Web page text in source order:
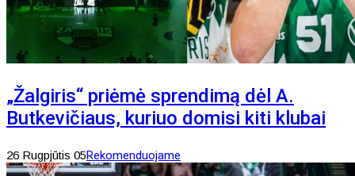
„Žalgiris“ priėmė sprendimą dėl A.
Butkevičiaus, kuriuo domisi kiti klubai
26 Rugpjūtis 05Rekomenduojame